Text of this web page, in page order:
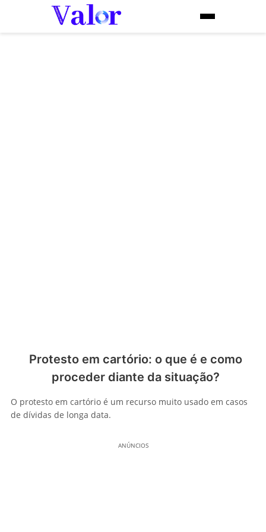
Protesto em cartório: o que é e como
proceder diante da situação?
O protesto em cartório é um recurso muito usado em casos
de dívidas de longa data.
ANÚNCIOS